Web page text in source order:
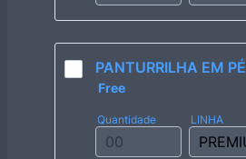
PANTURRILHA EM PÉ
Free
Free
Quantidade LINHA